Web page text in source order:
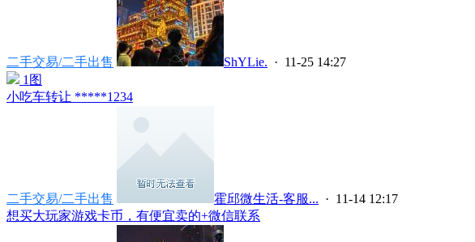
二手交易/二手出售 ShYLie. · 11-25 14:27
1图
小吃车转让 *****1234
二手交易/二手出售 霍邱微生活-客服... · 11-14 12:17
想买大玩家游戏卡币，有便宜卖的+微信联系